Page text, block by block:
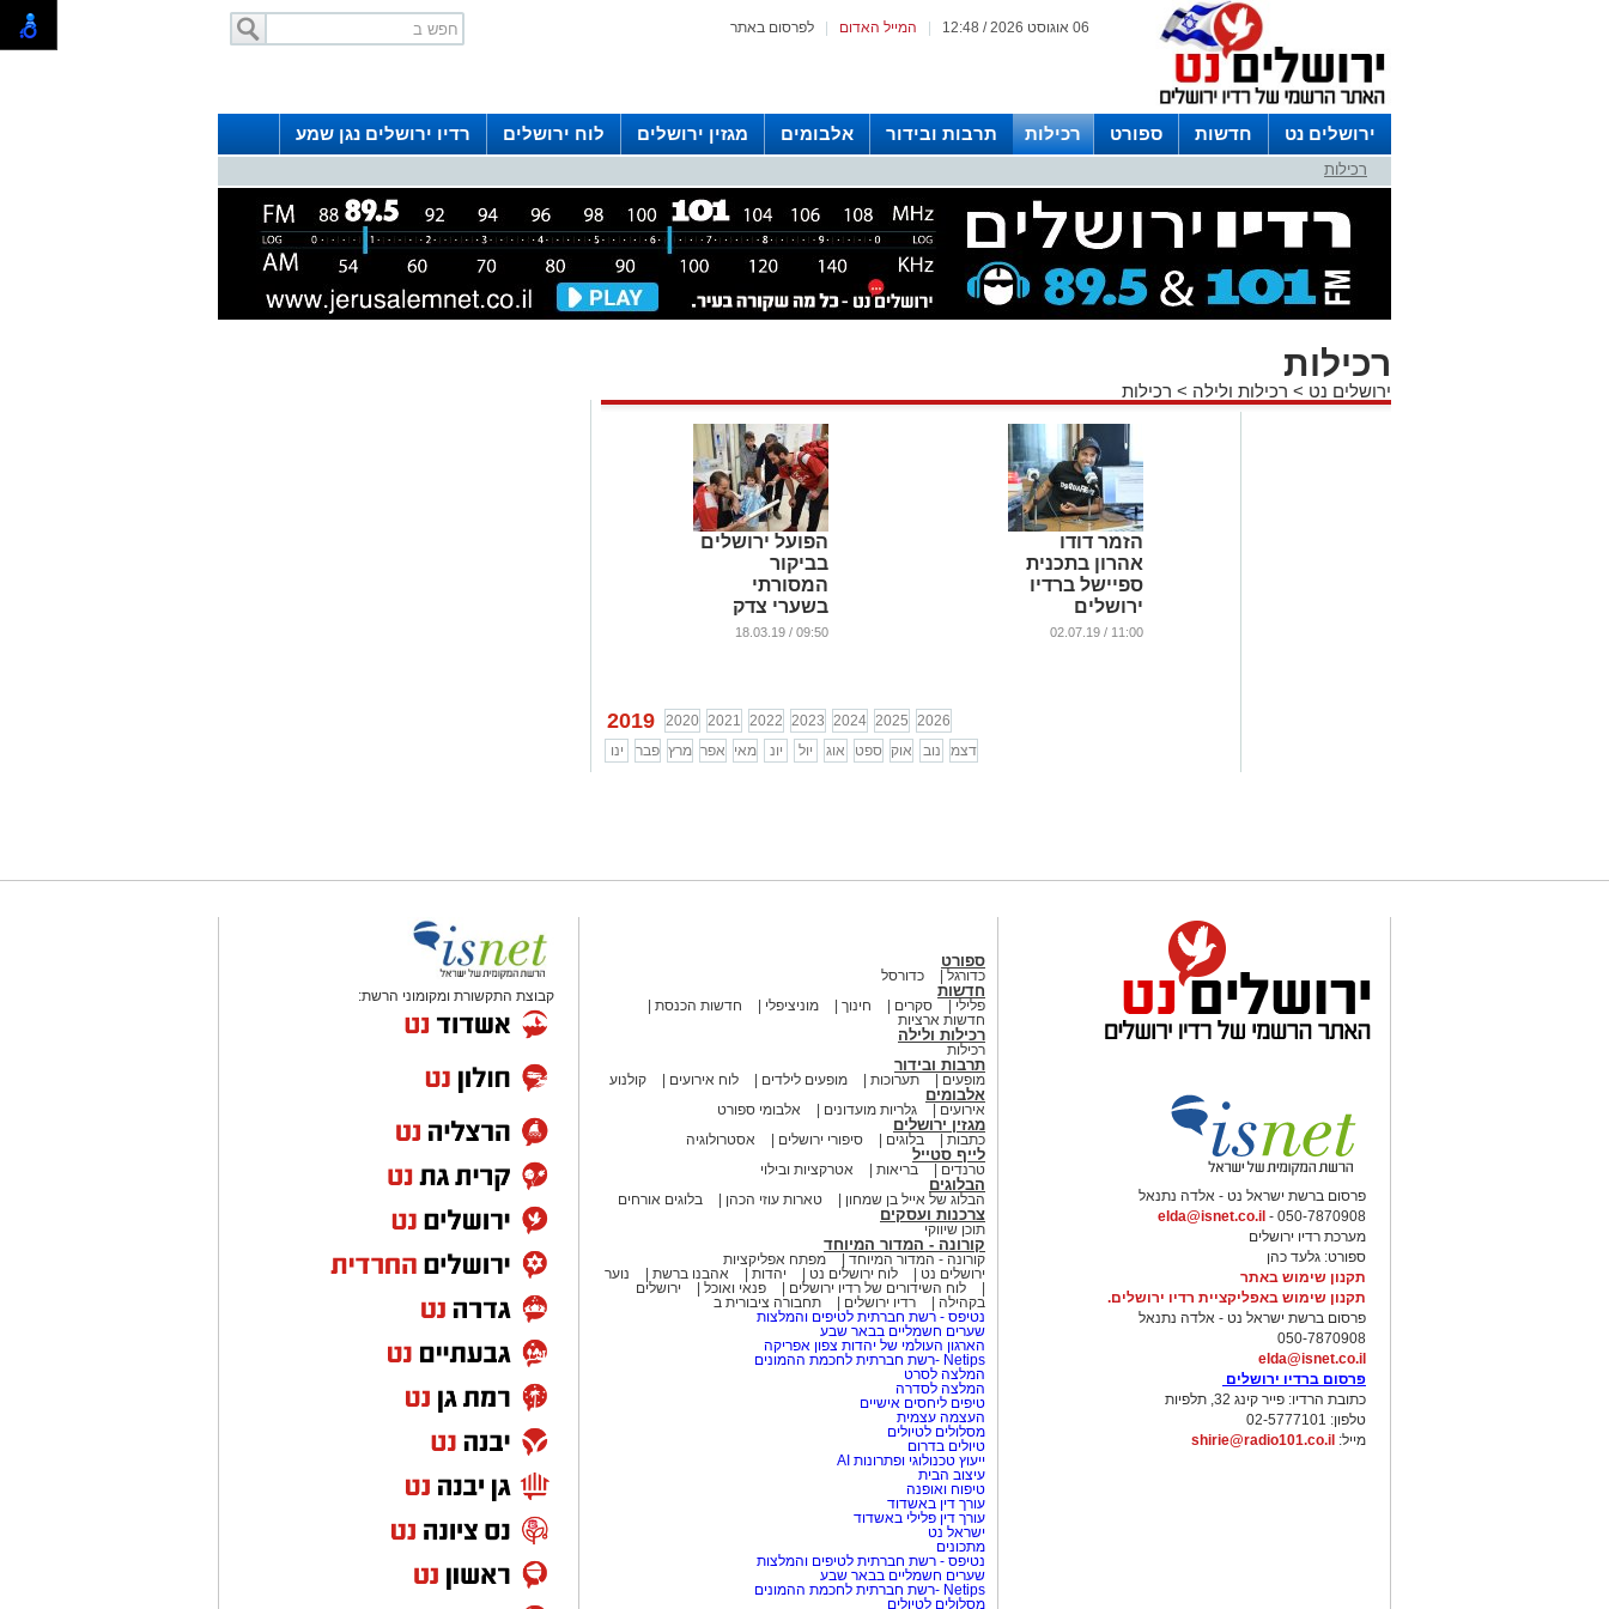
לפרסום באתר המייל האדום 06 אוגוסט 2026 / 12:48
ירושלים נט חדשות ספורט רכילות תרבות ובידור אלבומים מגזין ירושלים לוח ירושלים
רדיו ירושלים נגן שמע
לפרסום ברדיו צרו קשר
רכילות
רכילות
ירושלים נט > רכילות ולילה > רכילות
הזמר דודו
אהרון בתכנית
ספיישל ברדיו
ירושלים
...
11:00 / 02.07.19
הפועל ירושלים
בביקור
המסורתי
בשערי צדק
...
09:50 / 18.03.19
2019 2020 2021 2022 2023 2024 2025 2026
ינו
פבר מרץ אפר מאי יונ יול אוג ספט אוק נוב דצמ
פרסום ברשת ישראל נט - אלדה נתנאל
050-7870908 -
elda@isnet.co.il
מערכת רדיו ירושלים
ספורט: גלעד כהן
תקנון שימוש באתר
תקנון שימוש באפליקציית רדיו ירושלים.
פרסום ברשת ישראל נט - אלדה נתנאל
050-7870908
elda@isnet.co.il
פרסום ברדיו ירושלים
כתובת הרדיו: פייר קינג 32, תלפיות
טלפון: 02-5777101
מייל: shirie@radio101.co.il
ספורט
כדורגל כדורסל
חדשות
פלילי סקרים חינוך מוניציפלי
חדשות הכנסת
חדשות ארציות
רכילות ולילה
רכילות
תרבות ובידור
מופעים תערוכות מופעים לילדים לוח אירועים קולנוע
אלבומים
אירועים גלריות מועדונים אלבומי ספורט
מגזין ירושלים
כתבות בלוגים סיפורי ירושלים אסטרולוגיה
לייף סטייל
טרנדים בריאות אטרקציות ובילוי
הבלוגים
הבלוג של אייל בן שמחון טארות עוזי הכהן בלוגים אורחים
צרכנות ועסקים
תוכן שיווקי
קורונה - המדור המיוחד
קורונה - המדור המיוחד
מפתח אפליקציות
ירושלים נט
לוח ירושלים נט יהדות אהבנו ברשת
נוער
לוח השידורים של רדיו ירושלים
פנאי ואוכל
ירושלים
בקהילה
רדיו ירושלים
תחבורה ציבורית ב
נטיפס - רשת חברתית לטיפים והמלצות
שערים חשמליים בבאר שבע
הארגון העולמי של יהדות צפון אפריקה
Netips -רשת חברתית לחכמת ההמונים
המלצה לסרט
המלצה לסדרה
טיפים ליחסים אישיים
העצמה עצמית
מסלולים לטיולים
טיולים בדרום
ייעוץ טכנולוגי ופתרונות AI
עיצוב הבית
טיפוח ואופנה
עורך דין באשדוד
עורך דין פלילי באשדוד
ישראל נט
מתכונים
נטיפס - רשת חברתית לטיפים והמלצות
שערים חשמליים בבאר שבע
Netips -רשת חברתית לחכמת ההמונים
מסלולים לטיולים
קבוצת התקשורת ומקומוני הרשת: